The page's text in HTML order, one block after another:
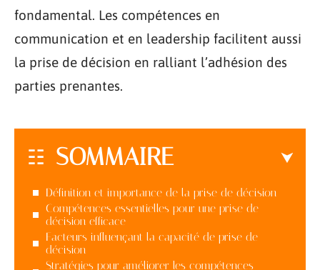
fondamental. Les compétences en
communication et en leadership facilitent aussi
la prise de décision en ralliant l’adhésion des
parties prenantes.
SOMMAIRE
Définition et importance de la prise de décision
Compétences essentielles pour une prise de
décision efficace
Facteurs influençant la capacité de prise de
décision
Stratégies pour améliorer les compétences